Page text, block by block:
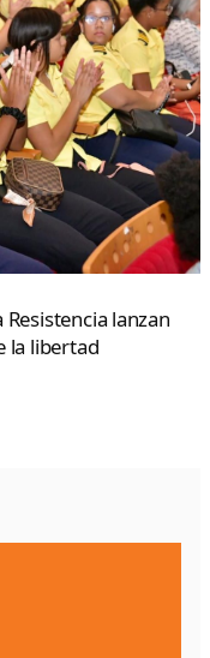
lanzan
la libertad